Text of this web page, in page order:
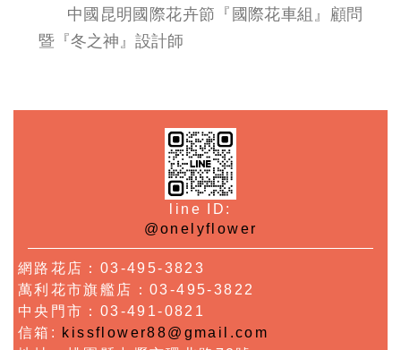
中國昆明國際花卉節『國際花車組』顧問
暨『冬之神』設計師
line ID:
@onelyflower
網路花店：03-495-3823
萬利花市旗艦店：03-495-3822
中央門市：03-491-0821
信箱:
kissflower88@gmail.com